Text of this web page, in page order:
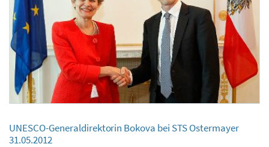
UNESCO-Generaldirektorin Bokova bei STS Ostermayer
31.05.2012